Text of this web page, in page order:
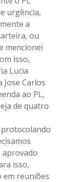
urgência,
a
ou
mencionei
isso,
Lucia
Jose Carlos
ao PL,
de quatro
aprovado
isso,
em reuniões